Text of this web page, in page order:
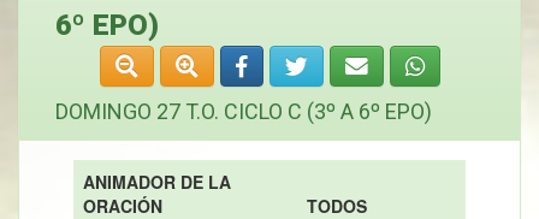
6º EPO)
DOMINGO 27 T.O. CICLO C (3º A 6º EPO)
ANIMADOR DE LA
ORACIÓN
TODOS